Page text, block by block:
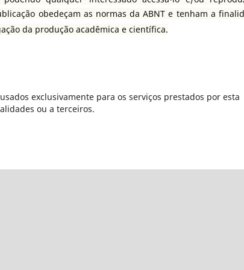
obedeçam as normas da ABNT e tenham a
da produção acadêmica e científica.
exclusivamente para os serviços prestados por esta
ou a terceiros.